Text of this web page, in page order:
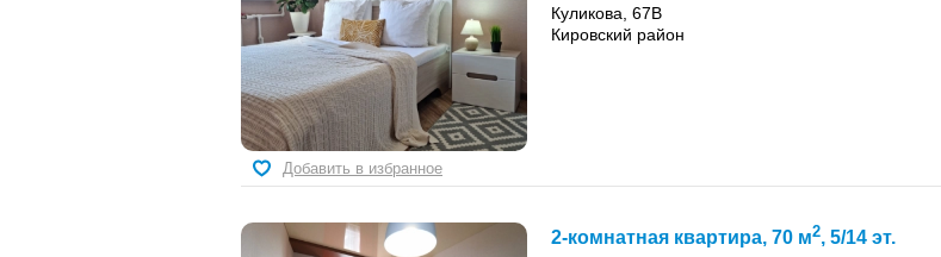
Куликова, 67В
Кировский район
Добавить в избранное
2-комнатная квартира, 70 м2, 5/14 эт.